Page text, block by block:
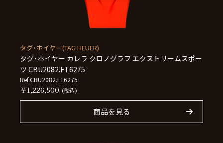
タグ・ホイヤー(TAG HEUER)
タグ・ホイヤー カレラ クロノグラフ エクストリームスポー
ツ CBU2082.FT6275
Ref.CBU2082.FT6275
￥1,226,500 (税込)
商品を見る